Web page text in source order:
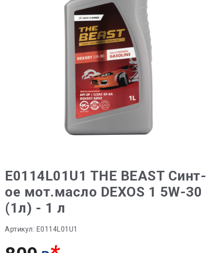
E0114L01U1 THE BEAST Синт-
ое мот.масло DEXOS 1 5W-30
(1л) - 1 л
Артикул: E0114L01U1